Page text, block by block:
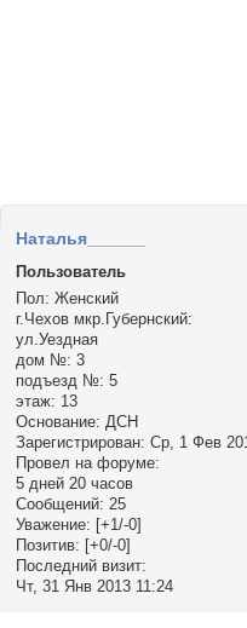
Наталья______
Пользователь
Пол: Женский
г.Чехов мкр.Губернский:
ул.Уездная
дом №: 3
подъезд №: 5
этаж: 13
Основание: ДСН
Зарегистрирован: Ср, 1 Фев
Провел на форуме:
5 дней 20 часов
Сообщений: 25
Уважение: [+1/-0]
Позитив: [+0/-0]
Последний визит:
Чт, 31 Янв 2013 11:24